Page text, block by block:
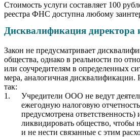
Стоимость услуги составляет 100
реестра ФНС доступна любому
Дисквалификация директора
Закон не предусматривает
общества, однако в реальности по
или соучредителям в определенных
мера, аналогичная дисквалификации.
так:
Учредители ООО не ведут
ежегодную налоговую отчетность
предусмотрена ответственность)
ликвидировать общество, чтобы
и не нести связанные с этим